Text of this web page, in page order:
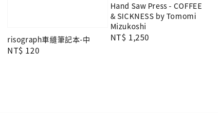
risograph車縫筆記本-中
Regular
NT$ 120
Hand Saw Press - COFFEE
& SICKNESS by Tomomi
Mizukoshi
Regular
NT$ 1,250